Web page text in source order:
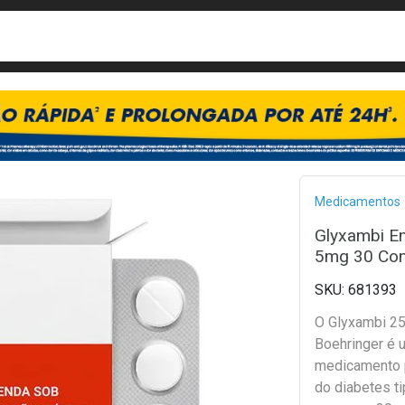
Medicamentos
Glyxambi
5mg 30
681393
O Glyxambi
Boehringer é
medicamento
do diabetes